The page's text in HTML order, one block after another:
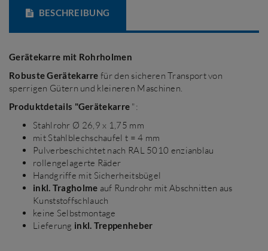
BESCHREIBUNG
Gerätekarre mit Rohrholmen
Robuste Gerätekarre für den sicheren Transport von
sperrigen Gütern und kleineren Maschinen.
Produktdetails "Gerätekarre ":
Stahlrohr Ø 26,9 x 1,75 mm
mit Stahlblechschaufel t = 4 mm
Pulverbeschichtet nach RAL 5010 enzianblau
rollengelagerte Räder
Handgriffe mit Sicherheitsbügel
inkl. Tragholme auf Rundrohr mit Abschnitten aus
Kunststoffschlauch
keine Selbstmontage
Lieferung inkl. Treppenheber